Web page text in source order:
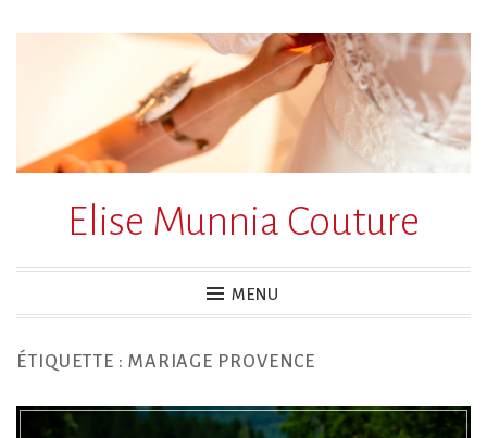
Elise Munnia Couture
MENU
ÉTIQUETTE : MARIAGE PROVENCE